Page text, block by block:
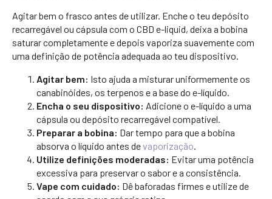
Agitar bem o frasco antes de utilizar. Enche o teu depósito
recarregável ou cápsula com o CBD e-liquid, deixa a bobina
saturar completamente e depois vaporiza suavemente com
uma definição de potência adequada ao teu dispositivo.
Agitar bem: Isto ajuda a misturar uniformemente os
canabinóides, os terpenos e a base do e-líquido.
Encha o seu dispositivo: Adicione o e-líquido a uma
cápsula ou depósito recarregável compatível.
Preparar a bobina: Dar tempo para que a bobina
absorva o líquido antes devaporização.
Utilize definições moderadas: Evitar uma potência
excessiva para preservar o sabor e a consistência.
Vape com cuidado: Dê baforadas firmes e utilize de